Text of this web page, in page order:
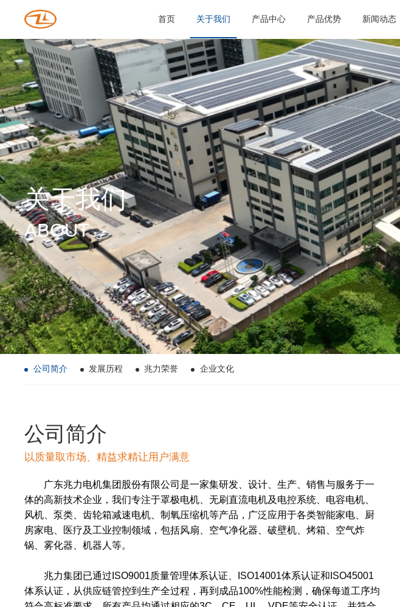
首页 关于我们 产品中心 产品优势 新闻动态
关于我们
ABOUT
公司简介 发展历程 兆力荣誉 企业文化
公司简介
以质量取市场、精益求精让用户满意
广东兆力电机集团股份有限公司是一家集研发、设计、生产、销售与服务于一
体的高新技术企业，我们专注于罩极电机、无刷直流电机及电控系统、电容电机、
风机、泵类、齿轮箱减速电机、制氧压缩机等产品，广泛应用于各类智能家电、厨
房家电、医疗及工业控制领域，包括风扇、空气净化器、破壁机、烤箱、空气炸
锅、雾化器、机器人等。
兆力集团已通过 ISO9001质量管理体系认证、ISO14001体系认证和ISO45001
体系认证，从供应链管控到生产全过程，再到成品100%性能检测，确保每道工序均